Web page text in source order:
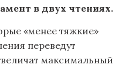
в двух чтениях.
«менее тяжкие»
переведут
максимальный